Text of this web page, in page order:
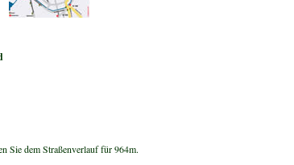
Sie dem Straßenverlauf für 964m.